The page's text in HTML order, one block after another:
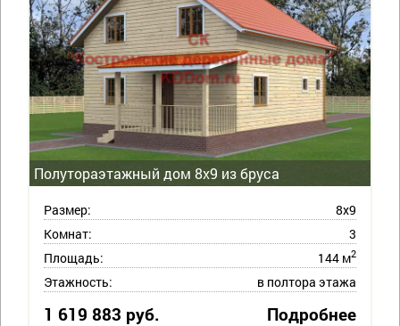
Полутораэтажный дом 8х9 из бруса
Размер:
8х9
Комнат:
3
Площадь:
144 м2
Этажность: в полтора этажа
1 619 883 руб. Подробнее